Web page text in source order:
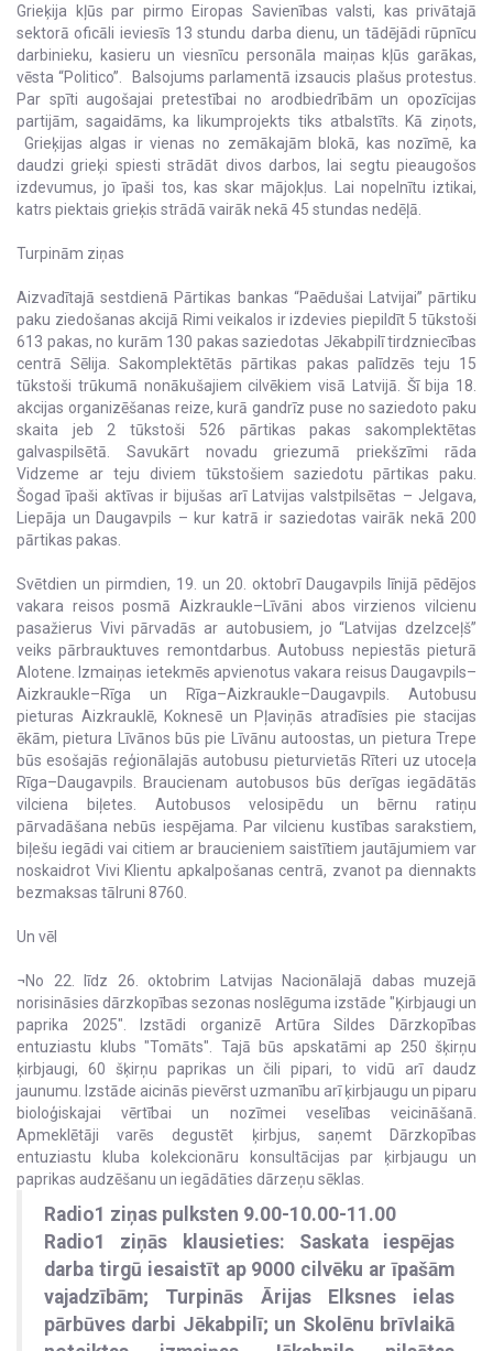
Grieķija kļūs par pirmo Eiropas Savienības valsti, kas privātajā
sektorā oficāli ieviesīs 13 stundu darba dienu, un tādējādi rūpnīcu
darbinieku, kasieru un viesnīcu personāla maiņas kļūs garākas,
vēsta “Politico”. Balsojums parlamentā izsaucis plašus protestus.
Par spīti augošajai pretestībai no arodbiedrībām un opozīcijas
partijām, sagaidāms, ka likumprojekts tiks atbalstīts. Kā ziņots,
Grieķijas algas ir vienas no zemākajām blokā, kas nozīmē, ka
daudzi grieķi spiesti strādāt divos darbos, lai segtu pieaugošos
izdevumus, jo īpaši tos, kas skar mājokļus. Lai nopelnītu iztikai,
katrs piektais grieķis strādā vairāk nekā 45 stundas nedēļā.
Turpinām ziņas
Aizvadītajā sestdienā Pārtikas bankas “Paēdušai Latvijai” pārtiku
paku ziedošanas akcijā Rimi veikalos ir izdevies piepildīt 5 tūkstoši
613 pakas, no kurām 130 pakas saziedotas Jēkabpilī tirdzniecības
centrā Sēlija. Sakomplektētās pārtikas pakas palīdzēs teju 15
tūkstoši trūkumā nonākušajiem cilvēkiem visā Latvijā. Šī bija 18.
akcijas organizēšanas reize, kurā gandrīz puse no saziedoto paku
skaita jeb 2 tūkstoši 526 pārtikas pakas sakomplektētas
galvaspilsētā. Savukārt novadu griezumā priekšzīmi rāda
Vidzeme ar teju diviem tūkstošiem saziedotu pārtikas paku.
Šogad īpaši aktīvas ir bijušas arī Latvijas valstpilsētas – Jelgava,
Liepāja un Daugavpils – kur katrā ir saziedotas vairāk nekā 200
pārtikas pakas.
Svētdien un pirmdien, 19. un 20. oktobrī Daugavpils līnijā pēdējos
vakara reisos posmā Aizkraukle–Līvāni abos virzienos vilcienu
pasažierus Vivi pārvadās ar autobusiem, jo “Latvijas dzelzceļš”
veiks pārbrauktuves remontdarbus. Autobuss nepiestās pieturā
Alotene. Izmaiņas ietekmēs apvienotus vakara reisus Daugavpils–
Aizkraukle–Rīga un Rīga–Aizkraukle–Daugavpils. Autobusu
pieturas Aizkrauklē, Koknesē un Pļaviņās atradīsies pie stacijas
ēkām, pietura Līvānos būs pie Līvānu autoostas, un pietura Trepe
būs esošajās reģionālajās autobusu pieturvietās Rīteri uz utoceļa
Rīga–Daugavpils. Braucienam autobusos būs derīgas iegādātās
vilciena biļetes. Autobusos velosipēdu un bērnu ratiņu
pārvadāšana nebūs iespējama. Par vilcienu kustības sarakstiem,
biļešu iegādi vai citiem ar braucieniem saistītiem jautājumiem var
noskaidrot Vivi Klientu apkalpošanas centrā, zvanot pa diennakts
bezmaksas tālruni 8760.
Un vēl
¬No 22. līdz 26. oktobrim Latvijas Nacionālajā dabas muzejā
norisināsies dārzkopības sezonas noslēguma izstāde "Ķirbjaugi un
paprika 2025". Izstādi organizē Artūra Sildes Dārzkopības
entuziastu klubs "Tomāts". Tajā būs apskatāmi ap 250 šķirņu
ķirbjaugi, 60 šķirņu paprikas un čili pipari, to vidū arī daudz
jaunumu. Izstāde aicinās pievērst uzmanību arī ķirbjaugu un piparu
bioloģiskajai vērtībai un nozīmei veselības veicināšanā.
Apmeklētāji varēs degustēt ķirbjus, saņemt Dārzkopības
entuziastu kluba kolekcionāru konsultācijas par ķirbjaugu un
paprikas audzēšanu un iegādāties dārzeņu sēklas.
Radio1 ziņas pulksten 9.00-10.00-11.00
Radio1 ziņās klausieties: Saskata iespējas
darba tirgū iesaistīt ap 9000 cilvēku ar īpašām
vajadzībām; Turpinās Ārijas Elksnes ielas
pārbūves darbi Jēkabpilī; un Skolēnu brīvlaikā